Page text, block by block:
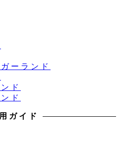
ーランド
ド
ド
ガイド